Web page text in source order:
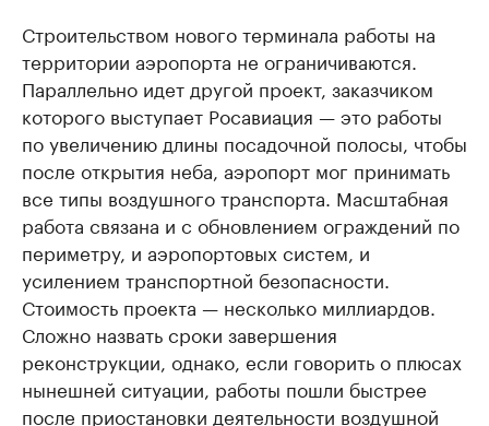
Строительством нового терминала работы на
территории аэропорта не ограничиваются.
Параллельно идет другой проект, заказчиком
которого выступает Росавиация — это работы
по увеличению длины посадочной полосы, чтобы
после открытия неба, аэропорт мог принимать
все типы воздушного транспорта. Масштабная
работа связана и с обновлением ограждений по
периметру, и аэропортовых систем, и
усилением транспортной безопасности.
Стоимость проекта — несколько миллиардов.
Сложно назвать сроки завершения
реконструкции, однако, если говорить о плюсах
нынешней ситуации, работы пошли быстрее
после приостановки деятельности воздушной